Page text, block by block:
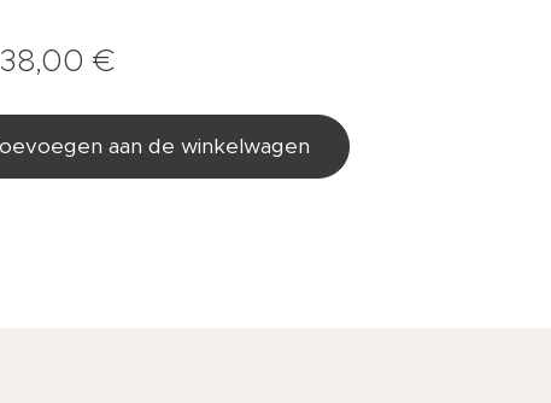
38,00 €
aan de winkelwagen